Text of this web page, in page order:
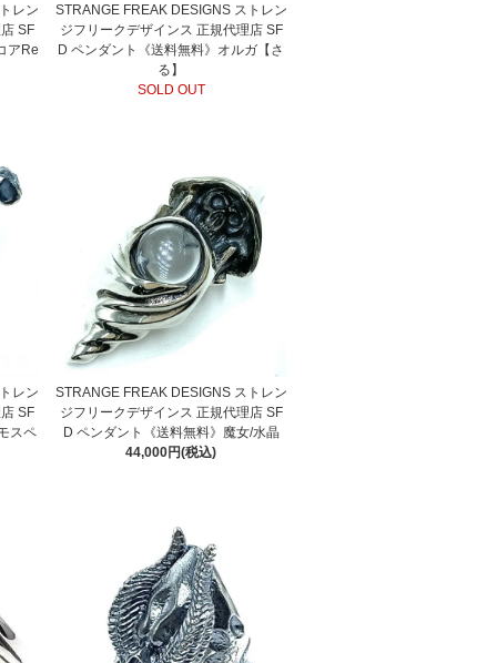
レン
SF
アRe
STRANGE FREAK DESIGNS ストレン
ジフリークデザインス 正規代理店 SF
D ペンダント《送料無料》オルガ【さ
る】
SOLD OUT
レン
SF
スペ
STRANGE FREAK DESIGNS ストレン
ジフリークデザインス 正規代理店 SF
D ペンダント《送料無料》魔女/水晶
44,000円(税込)